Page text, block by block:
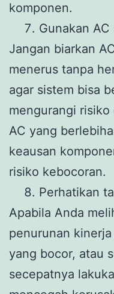
komponen.
Gunakan
Jangan biarkan
menerus tanpa
agar sistem bisa
mengurangi
AC yang
keausan
risiko kebocoran.
Perhatikan
Apabila Anda
penurunan
yang bocor, atau
secepatnya